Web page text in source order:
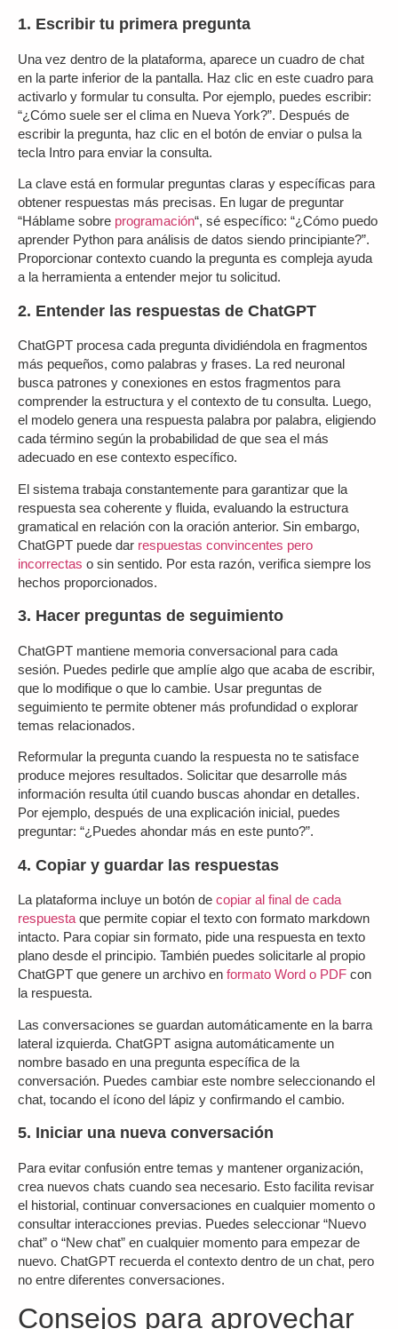
1. Escribir tu primera pregunta
Una vez dentro de la plataforma, aparece un cuadro de chat
en la parte inferior de la pantalla. Haz clic en este cuadro para
activarlo y formular tu consulta. Por ejemplo, puedes escribir:
“¿Cómo suele ser el clima en Nueva York?”. Después de
escribir la pregunta, haz clic en el botón de enviar o pulsa la
tecla Intro para enviar la consulta.
La clave está en formular preguntas claras y específicas para
obtener respuestas más precisas. En lugar de preguntar
“Háblame sobre programación“, sé específico: “¿Cómo puedo
aprender Python para análisis de datos siendo principiante?”.
Proporcionar contexto cuando la pregunta es compleja ayuda
a la herramienta a entender mejor tu solicitud.
2. Entender las respuestas de ChatGPT
ChatGPT procesa cada pregunta dividiéndola en fragmentos
más pequeños, como palabras y frases. La red neuronal
busca patrones y conexiones en estos fragmentos para
comprender la estructura y el contexto de tu consulta. Luego,
el modelo genera una respuesta palabra por palabra, eligiendo
cada término según la probabilidad de que sea el más
adecuado en ese contexto específico.
El sistema trabaja constantemente para garantizar que la
respuesta sea coherente y fluida, evaluando la estructura
gramatical en relación con la oración anterior. Sin embargo,
ChatGPT puede dar respuestas convincentes pero
incorrectas o sin sentido. Por esta razón, verifica siempre los
hechos proporcionados.
3. Hacer preguntas de seguimiento
ChatGPT mantiene memoria conversacional para cada
sesión. Puedes pedirle que amplíe algo que acaba de escribir,
que lo modifique o que lo cambie. Usar preguntas de
seguimiento te permite obtener más profundidad o explorar
temas relacionados.
Reformular la pregunta cuando la respuesta no te satisface
produce mejores resultados. Solicitar que desarrolle más
información resulta útil cuando buscas ahondar en detalles.
Por ejemplo, después de una explicación inicial, puedes
preguntar: “¿Puedes ahondar más en este punto?”.
4. Copiar y guardar las respuestas
La plataforma incluye un botón de copiar al final de cada
respuesta que permite copiar el texto con formato markdown
intacto. Para copiar sin formato, pide una respuesta en texto
plano desde el principio. También puedes solicitarle al propio
ChatGPT que genere un archivo en formato Word o PDF con
la respuesta.
Las conversaciones se guardan automáticamente en la barra
lateral izquierda. ChatGPT asigna automáticamente un
nombre basado en una pregunta específica de la
conversación. Puedes cambiar este nombre seleccionando el
chat, tocando el ícono del lápiz y confirmando el cambio.
5. Iniciar una nueva conversación
Para evitar confusión entre temas y mantener organización,
crea nuevos chats cuando sea necesario. Esto facilita revisar
el historial, continuar conversaciones en cualquier momento o
consultar interacciones previas. Puedes seleccionar “Nuevo
chat” o “New chat” en cualquier momento para empezar de
nuevo. ChatGPT recuerda el contexto dentro de un chat, pero
no entre diferentes conversaciones.
Consejos para aprovechar